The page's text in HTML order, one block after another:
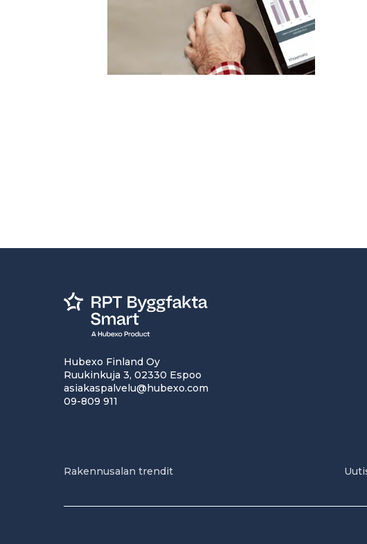
Hubexo Finland Oy
Ruukinkuja 3, 02330 Espoo
asiakaspalvelu@hubexo.com
09-809 911
Rakennusalan trendit